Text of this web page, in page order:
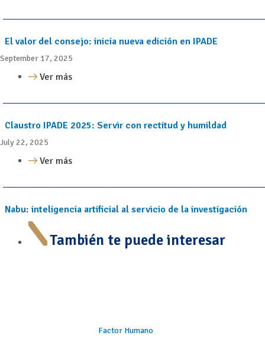
El valor del consejo: inicia nueva edición en IPADE
September 17, 2025
Ver más
Claustro IPADE 2025: Servir con rectitud y humildad
July 22, 2025
Ver más
Nabu: inteligencia artificial al servicio de la investigación
También te puede interesar
Factor Humano